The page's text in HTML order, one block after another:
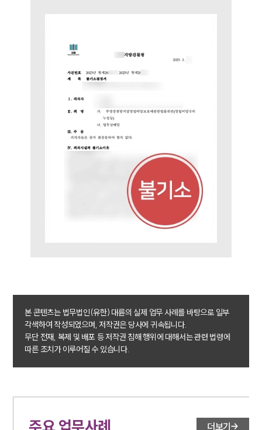
업무분야
지식재산권그룹 업무
구성원 소개
지식재산권전문변호사
소식/자료
언론보도
대륜법률상담예약
대륜법률상담예약
본 콘텐츠는 법무법인(유한) 대륜의 실제 업무 사례를 바탕으로 일부
각색하여 작성되었으며, 저작권은 당사에 귀속됩니다.
무단 전재, 복제 및 배포 등 저작권 침해 행위에 대해서는 관련 법령에
따른 조치가 이루어질 수 있습니다.
더보기